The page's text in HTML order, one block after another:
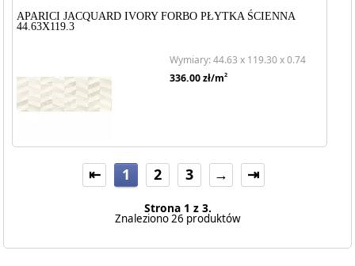
APARICI JACQUARD IVORY FORBO PŁYTKA ŚCIENNA
44.63X119.3
Wymiary: 44.63 x 119.30 x 0.74
336.00zł/m2
⇤ 1 2 3 → ⇥
Strona 1 z 3.
Znaleziono 26 produktów